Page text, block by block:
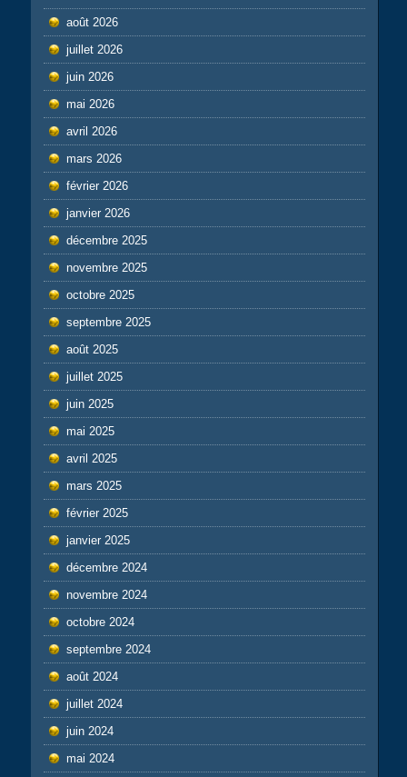
août 2026
juillet 2026
juin 2026
mai 2026
avril 2026
mars 2026
février 2026
janvier 2026
décembre 2025
novembre 2025
octobre 2025
septembre 2025
août 2025
juillet 2025
juin 2025
mai 2025
avril 2025
mars 2025
février 2025
janvier 2025
décembre 2024
novembre 2024
octobre 2024
septembre 2024
août 2024
juillet 2024
juin 2024
mai 2024